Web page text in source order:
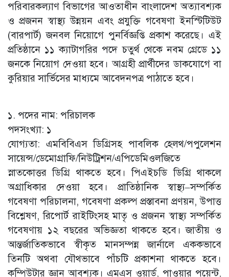
পরিবারকল্যাণ বিভাগের আওতাধীন বাংলাদেশ অত্যাবশ্যক
ও প্রজনন স্বাস্থ্য উন্নয়ন এবং প্রযুক্তি গবেষণা ইনস্টিটিউট
(বারপার্ট) জনবল নিয়োগে পুনর্বিজ্ঞপ্তি প্রকাশ করেছে। এই
প্রতিষ্ঠানে ১১ ক্যাটাগরির পদে চতুর্থ থেকে নবম গ্রেডে ১১
জনকে নিয়োগ দেওয়া হবে। আগ্রহী প্রার্থীদের ডাকযোগে বা
কুরিয়ার সার্ভিসের মাধ্যমে আবেদনপত্র পাঠাতে হবে।
১. পদের নাম: পরিচালক
পদসংখ্যা: ১
যোগ্যতা: এমবিবিএস ডিগ্রিসহ পাবলিক হেলথ/পপুলেশন
সায়েন্স/ডেমোগ্রাফি/নিউট্রিশন/এপিডেমিওলজিতে
স্নাতকোত্তর ডিগ্রি থাকতে হবে। পিএইচডি ডিগ্রি থাকলে
অগ্রাধিকার দেওয়া হবে। প্রাতিষ্ঠানিক স্বাস্থ্য–সম্পর্কিত
গবেষণা পরিচালনা, গবেষণা প্রকল্প প্রস্তাবনা প্রণয়ন, উপাত্ত
বিশ্লেষণ, রিপোর্ট রাইটিংসহ মাতৃ ও প্রজনন স্বাস্থ্য সম্পর্কিত
গবেষণায় ১২ বছরের অভিজ্ঞতা থাকতে হবে। জাতীয় ও
আন্তর্জাতিকভাবে স্বীকৃত মানসম্পন্ন জার্নালে এককভাবে
তিনটি অথবা যৌথভাবে পাঁচটি প্রকাশনা থাকতে হবে।
কম্পিউটার জ্ঞান আবশ্যক। এমএস ওয়ার্ড, পাওয়ার পয়েন্ট,